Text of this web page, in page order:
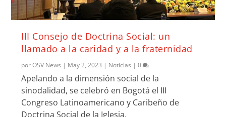
III Consejo de Doctrina Social: un
llamado a la caridad y a la fraternidad
porOSV News | May 2, 2023 | Noticias |0
Apelando a la dimensión social de la
sinodalidad, se celebró en Bogotá el III
Congreso Latinoamericano y Caribeño de
Doctrina Social de la Iglesia.